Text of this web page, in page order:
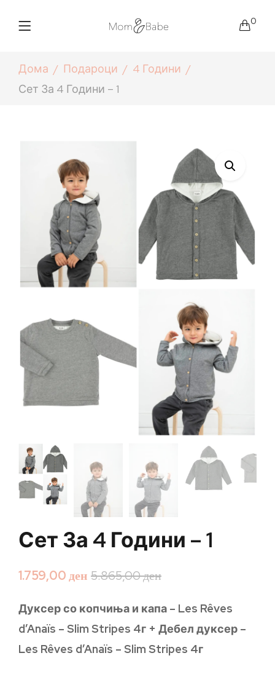
0
Дома Подароци
4 Години
Сет За 4 Години – 1
Сет За 4 Години – 1
5.865,00ден
1.759,00ден
Дуксер со копчиња и капа – Les Rêves
d’Anaïs – Slim Stripes 4г + Дебел дуксер –
Les Rêves d’Anaïs – Slim Stripes 4г